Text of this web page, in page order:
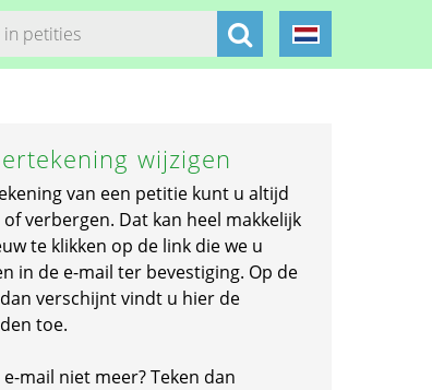
wijzigen
van een petitie kunt u altijd
verbergen. Dat kan heel makkelijk
te klikken op de link die we u
in de e-mail ter bevestiging. Op de
verschijnt vindt u hier de
toe.
mail niet meer? Teken dan